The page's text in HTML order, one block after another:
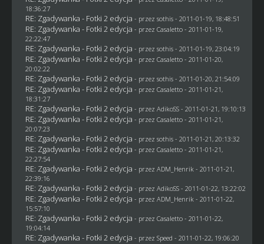
18:36:27
RE: Zgadywanka - Fotki 2 edycja - przez sothis- 2011-01-19, 18:48:51
RE: Zgadywanka - Fotki 2 edycja - przez Casaletto- 2011-01-19,
22:22:47
RE: Zgadywanka - Fotki 2 edycja - przez sothis- 2011-01-19, 23:04:19
RE: Zgadywanka - Fotki 2 edycja - przez Casaletto- 2011-01-20,
20:02:22
RE: Zgadywanka - Fotki 2 edycja - przez sothis- 2011-01-20, 21:54:09
RE: Zgadywanka - Fotki 2 edycja - przez Casaletto- 2011-01-21,
18:31:27
RE: Zgadywanka - Fotki 2 edycja - przez AdikoSS - 2011-01-21, 19:10:13
RE: Zgadywanka - Fotki 2 edycja - przez Casaletto- 2011-01-21,
20:07:23
RE: Zgadywanka - Fotki 2 edycja - przez sothis- 2011-01-21, 20:13:32
RE: Zgadywanka - Fotki 2 edycja - przez Casaletto- 2011-01-21,
22:27:54
RE: Zgadywanka - Fotki 2 edycja - przez ADM_Henrik - 2011-01-21,
22:39:16
RE: Zgadywanka - Fotki 2 edycja - przez AdikoSS - 2011-01-22, 13:22:02
RE: Zgadywanka - Fotki 2 edycja - przez ADM_Henrik - 2011-01-22,
15:57:10
RE: Zgadywanka - Fotki 2 edycja - przez Casaletto- 2011-01-22,
19:04:14
RE: Zgadywanka - Fotki 2 edycja - przez Speed - 2011-01-22, 19:06:20